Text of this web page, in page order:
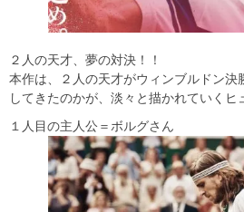
２人の天才、夢の対決！！
本作は、２人の天才がウィンブルドン決
してきたのかが、淡々と描かれていくヒ
１人目の主人公＝ボルグさん